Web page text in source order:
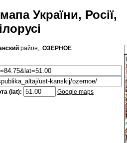
України, Росії,
район, .ОЗЕРНОЕ
(lat): Google maps